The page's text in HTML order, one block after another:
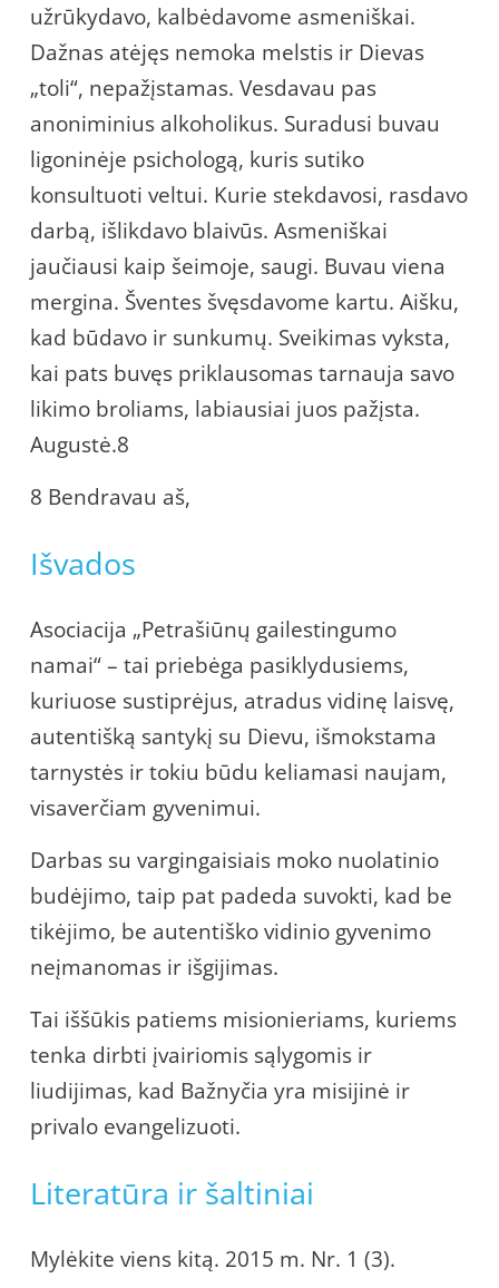
užrūkydavo, kalbėdavome asmeniškai.
Dažnas atėjęs nemoka melstis ir Dievas
„toli“, nepažįstamas. Vesdavau pas
anoniminius alkoholikus. Suradusi buvau
ligoninėje psichologą, kuris sutiko
konsultuoti veltui. Kurie stekdavosi, rasdavo
darbą, išlikdavo blaivūs. Asmeniškai
jaučiausi kaip šeimoje, saugi. Buvau viena
mergina. Šventes švęsdavome kartu. Aišku,
kad būdavo ir sunkumų. Sveikimas vyksta,
kai pats buvęs priklausomas tarnauja savo
likimo broliams, labiausiai juos pažįsta.
Augustė.8
8 Bendravau aš,
Išvados
Asociacija „Petrašiūnų gailestingumo
namai“ – tai priebėga pasiklydusiems,
kuriuose sustiprėjus, atradus vidinę laisvę,
autentišką santykį su Dievu, išmokstama
tarnystės ir tokiu būdu keliamasi naujam,
visaverčiam gyvenimui.
Darbas su vargingaisiais moko nuolatinio
budėjimo, taip pat padeda suvokti, kad be
tikėjimo, be autentiško vidinio gyvenimo
neįmanomas ir išgijimas.
Tai iššūkis patiems misionieriams, kuriems
tenka dirbti įvairiomis sąlygomis ir
liudijimas, kad Bažnyčia yra misijinė ir
privalo evangelizuoti.
Literatūra ir šaltiniai
Mylėkite viens kitą. 2015 m. Nr. 1 (3).